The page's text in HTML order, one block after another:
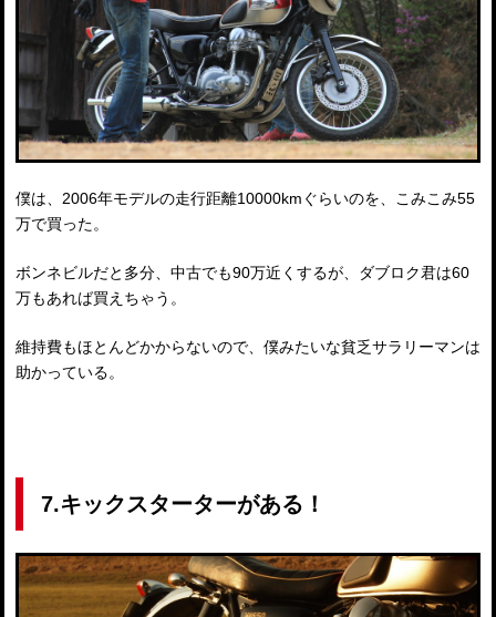
僕は、2006年モデルの走行距離10000kmぐらいのを、こみこみ55
万で買った。
ボンネビルだと多分、中古でも90万近くするが、ダブロク君は60
万もあれば買えちゃう。
維持費もほとんどかからないので、僕みたいな貧乏サラリーマンは
助かっている。
7.キックスターターがある！